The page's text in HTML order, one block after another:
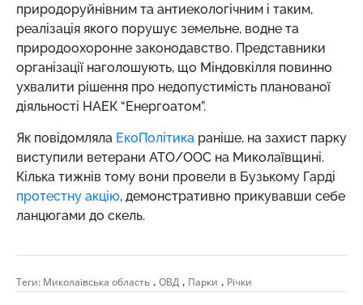
природоруйнівним та антиекологічним і таким,
реалізація якого порушує земельне, водне та
природоохоронне законодавство. Представники
організації наголошують, що Міндовкілля повинно
ухвалити рішення про недопустимість планованої
діяльності НАЕК “Енергоатом”.
Як повідомляла ЕкоПолітика раніше, на захист парку
виступили ветерани АТО/ООС на Миколаївщині.
Кілька тижнів тому вони провели в Бузькому Гарді
протестну акцію, демонстративно прикувавши себе
ланцюгами до скель.
Теги: Миколаївська область , ОВД , Парки , Річки